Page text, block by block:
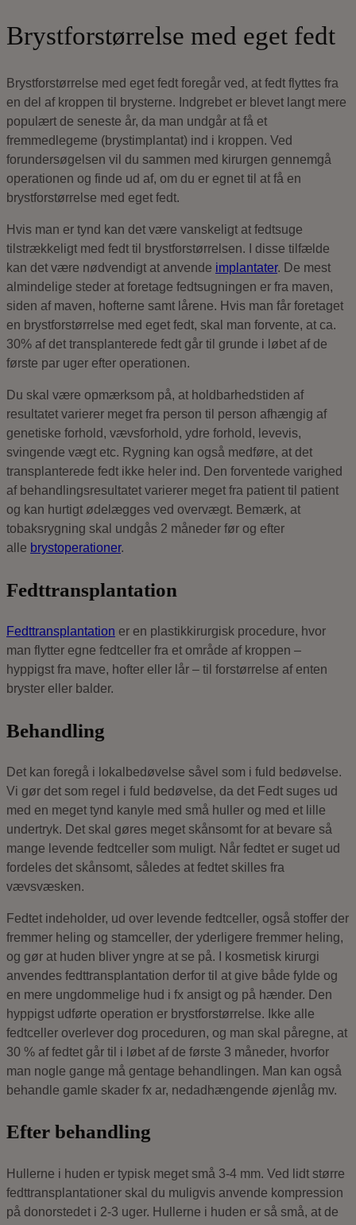
Brystforstørrelse med eget fedt
Brystforstørrelse med eget fedt foregår ved, at fedt flyttes fra
en del af kroppen til brysterne. Indgrebet er blevet langt mere
populært de seneste år, da man undgår at få et
fremmedlegeme (brystimplantat) ind i kroppen. Ved
forundersøgelsen vil du sammen med kirurgen gennemgå
operationen og finde ud af, om du er egnet til at få en
brystforstørrelse med eget fedt.
Hvis man er tynd kan det være vanskeligt at fedtsuge
tilstrækkeligt med fedt til brystforstørrelsen. I disse tilfælde
kan det være nødvendigt at anvende implantater. De mest
almindelige steder at foretage fedtsugningen er fra maven,
siden af maven, hofterne samt lårene. Hvis man får foretaget
en brystforstørrelse med eget fedt, skal man forvente, at ca.
30% af det transplanterede fedt går til grunde i løbet af de
første par uger efter operationen.
Du skal være opmærksom på, at holdbarhedstiden af
resultatet varierer meget fra person til person afhængig af
genetiske forhold, vævsforhold, ydre forhold, levevis,
svingende vægt etc. Rygning kan også medføre, at det
transplanterede fedt ikke heler ind. Den forventede varighed
af behandlingsresultatet varierer meget fra patient til patient
og kan hurtigt ødelægges ved overvægt. Bemærk, at
tobaksrygning skal undgås 2 måneder før og efter
alle brystoperationer.
Fedttransplantation
Fedttransplantation er en plastikkirurgisk procedure, hvor
man flytter egne fedtceller fra et område af kroppen –
hyppigst fra mave, hofter eller lår – til forstørrelse af enten
bryster eller balder.
Behandling
Det kan foregå i lokalbedøvelse såvel som i fuld bedøvelse.
Vi gør det som regel i fuld bedøvelse, da det Fedt suges ud
med en meget tynd kanyle med små huller og med et lille
undertryk. Det skal gøres meget skånsomt for at bevare så
mange levende fedtceller som muligt. Når fedtet er suget ud
fordeles det skånsomt, således at fedtet skilles fra
vævsvæsken.
Fedtet indeholder, ud over levende fedtceller, også stoffer der
fremmer heling og stamceller, der yderligere fremmer heling,
og gør at huden bliver yngre at se på. I kosmetisk kirurgi
anvendes fedttransplantation derfor til at give både fylde og
en mere ungdommelige hud i fx ansigt og på hænder. Den
hyppigst udførte operation er brystforstørrelse. Ikke alle
fedtceller overlever dog proceduren, og man skal påregne, at
30 % af fedtet går til i løbet af de første 3 måneder, hvorfor
man nogle gange må gentage behandlingen. Man kan også
behandle gamle skader fx ar, nedadhængende øjenlåg mv.
Efter behandling
Hullerne i huden er typisk meget små 3-4 mm. Ved lidt større
fedttransplantationer skal du muligvis anvende kompression
på donorstedet i 2-3 uger. Hullerne i huden er så små, at de